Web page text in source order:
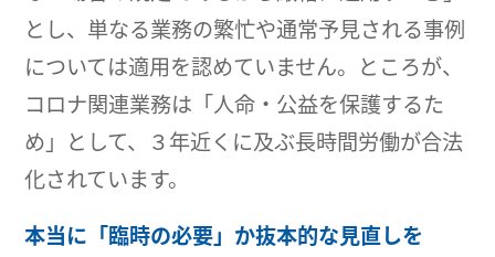
とし、単なる業務の繁忙や通常予見される事例
については適用を認めていません。ところが、
コロナ関連業務は「人命・公益を保護するた
め」として、３年近くに及ぶ長時間労働が合法
化されています。
本当に「臨時の必要」か抜本的な見直しを